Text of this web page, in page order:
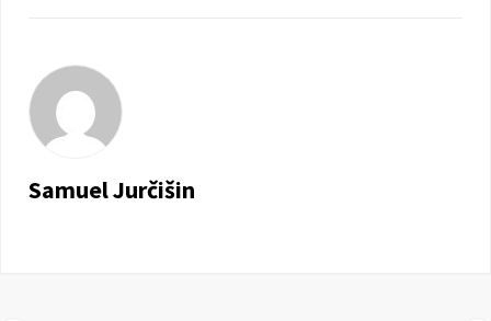
Samuel Jurčišin